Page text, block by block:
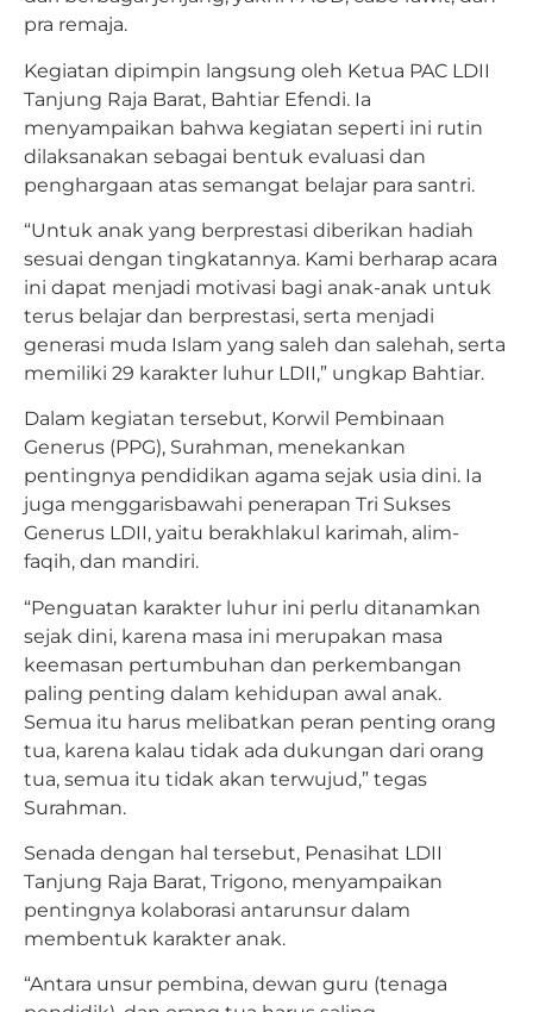
pra remaja.
Kegiatan dipimpin langsung oleh Ketua PAC LDII
Tanjung Raja Barat, Bahtiar Efendi. Ia
menyampaikan bahwa kegiatan seperti ini rutin
dilaksanakan sebagai bentuk evaluasi dan
penghargaan atas semangat belajar para santri.
“Untuk anak yang berprestasi diberikan hadiah
sesuai dengan tingkatannya. Kami berharap acara
ini dapat menjadi motivasi bagi anak-anak untuk
terus belajar dan berprestasi, serta menjadi
generasi muda Islam yang saleh dan salehah, serta
memiliki 29 karakter luhur LDII,” ungkap Bahtiar.
Dalam kegiatan tersebut, Korwil Pembinaan
Generus (PPG), Surahman, menekankan
pentingnya pendidikan agama sejak usia dini. Ia
juga menggarisbawahi penerapan Tri Sukses
Generus LDII, yaitu berakhlakul karimah, alim-
faqih, dan mandiri.
“Penguatan karakter luhur ini perlu ditanamkan
sejak dini, karena masa ini merupakan masa
keemasan pertumbuhan dan perkembangan
paling penting dalam kehidupan awal anak.
Semua itu harus melibatkan peran penting orang
tua, karena kalau tidak ada dukungan dari orang
tua, semua itu tidak akan terwujud,” tegas
Surahman.
Senada dengan hal tersebut, Penasihat LDII
Tanjung Raja Barat, Trigono, menyampaikan
pentingnya kolaborasi antarunsur dalam
membentuk karakter anak.
“Antara unsur pembina, dewan guru (tenaga